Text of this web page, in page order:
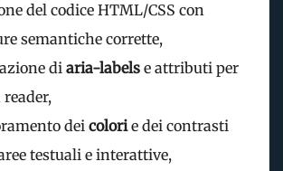
del codice HTML/CSS con
semantiche corrette,
di aria-labels e attributi per
reader,
dei colorie dei contrasti
testuali e interattive,